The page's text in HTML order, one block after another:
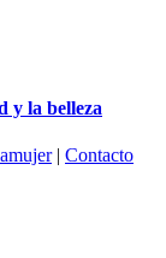
y la belleza
| Contacto